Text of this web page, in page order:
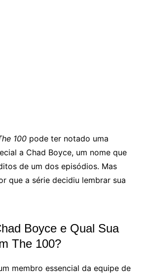
100pode ter notado uma
a Chad Boyce, um nome que
de um dos episódios. Mas
que a série decidiu lembrar sua
Boyce e Qual Sua
The 100?
membro essencial da equipe de